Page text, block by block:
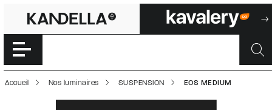
EOS MEDIUM |
Accéder directement au contenu de la page
Accueil Nos luminaires SUSPENSION EOS MEDIUM